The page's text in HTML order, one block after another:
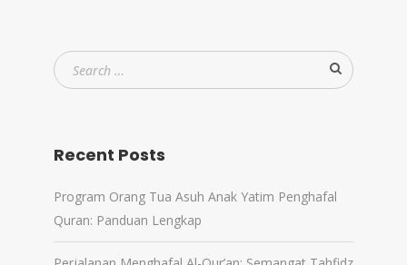
Recent Posts
Program Orang Tua Asuh Anak Yatim Penghafal
Quran: Panduan Lengkap